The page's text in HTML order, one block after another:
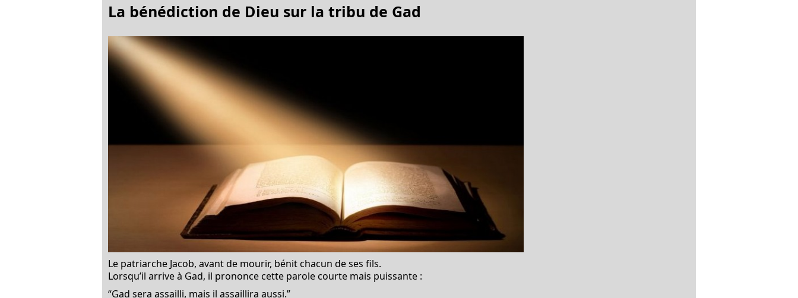
La bénédiction de Dieu sur la tribu de Gad
Le patriarche Jacob, avant de mourir, bénit chacun de ses fils.
Lorsqu’il arrive à Gad, il prononce cette parole courte mais puissante :
“Gad sera assailli, mais il assaillira aussi.”